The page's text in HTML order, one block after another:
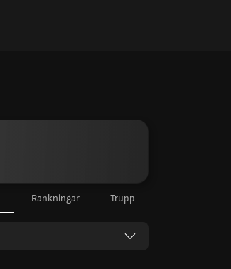
Rankningar Trupp